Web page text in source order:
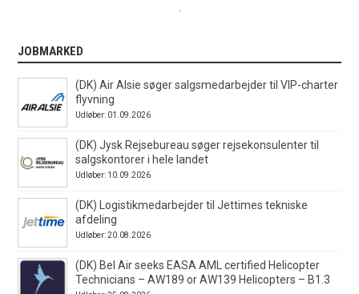
JOBMARKED
(DK) Air Alsie søger salgsmedarbejder til VIP-charter
flyvning
Udløber: 01.09.2026
(DK) Jysk Rejsebureau søger rejsekonsulenter til
salgskontorer i hele landet
Udløber: 10.09.2026
(DK) Logistikmedarbejder til Jettimes tekniske
afdeling
Udløber: 20.08.2026
(DK) Bel Air seeks EASA AML certified Helicopter
Technicians – AW189 or AW139 Helicopters – B1.3